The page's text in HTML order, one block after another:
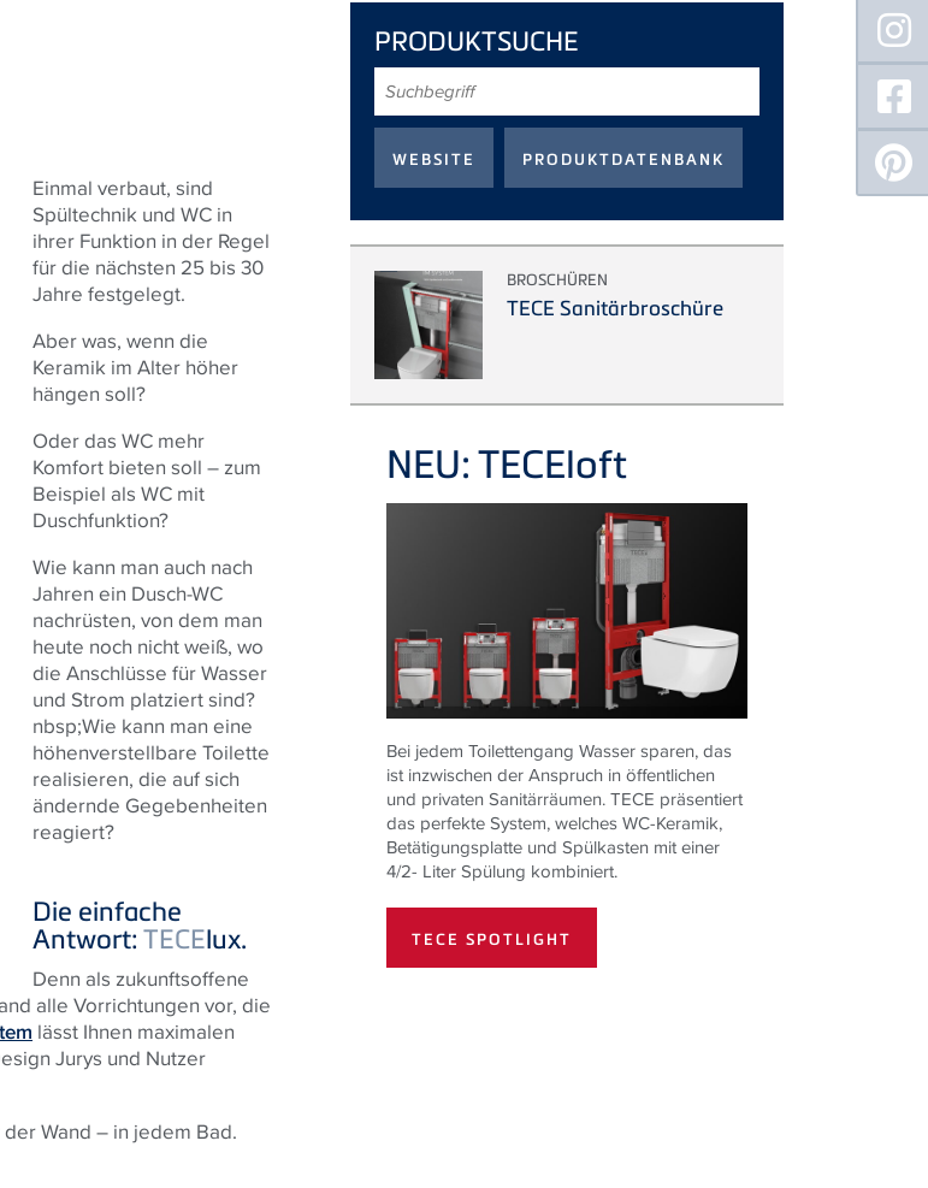
Einmal verbaut, sind
Spültechnik und WC in
ihrer Funktion in der Regel
für die nächsten 25 bis 30
Jahre festgelegt.
Aber was, wenn die
Keramik im Alter höher
hängen soll?
Oder das WC mehr
Komfort bieten soll – zum
Beispiel als WC mit
Duschfunktion?
Wie kann man auch nach
Jahren ein Dusch-WC
nachrüsten, von dem man
heute noch nicht weiß, wo
die Anschlüsse für Wasser
und Strom platziert sind?
nbsp;Wie kann man eine
höhenverstellbare Toilette
realisieren, die auf sich
ändernde Gegebenheiten
reagiert?
Die einfache
Antwort: TECElux.
Denn als zukunftsoffene
alle Vorrichtungen vor, die
lässt Ihnen maximalen
Jurys und Nutzer
Wand – in jedem Bad.
PRODUKTSUCHE
BROSCHÜREN
TECE Sanitärbroschüre
NEU: TECEloft
Bei jedem Toilettengang Wasser sparen, das
ist inzwischen der Anspruch in öffentlichen
und privaten Sanitärräumen.TECE präsentiert
das perfekte System, welches WC-Keramik,
Betätigungsplatte und Spülkasten mit einer
4/2- Liter Spülung kombiniert.
TECE SPOTLIGHT